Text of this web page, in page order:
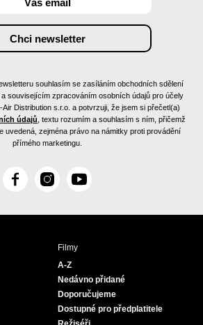
souhlasím se zasíláním obchodních sdělení
souvisejícím zpracováním osobních údajů pro účely
Distribution s.r.o. a potvrzuji, že jsem si přečetl(a)
údajů , textu rozumím a souhlasím s ním, přičemž
uvedená, zejména právo na námitky proti provádění
přímého marketingu.
F
c
I
s
Y
u
Filmy
A-Z
Nedávno přidané
Doporučujeme
Dostupné pro předplatitele